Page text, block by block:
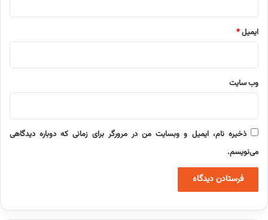
ایمیل*
وب‌ سایت
ذخیره نام، ایمیل و وبسایت من در مرورگر برای زمانی که دوباره دیدگاهی
می‌نویسم.